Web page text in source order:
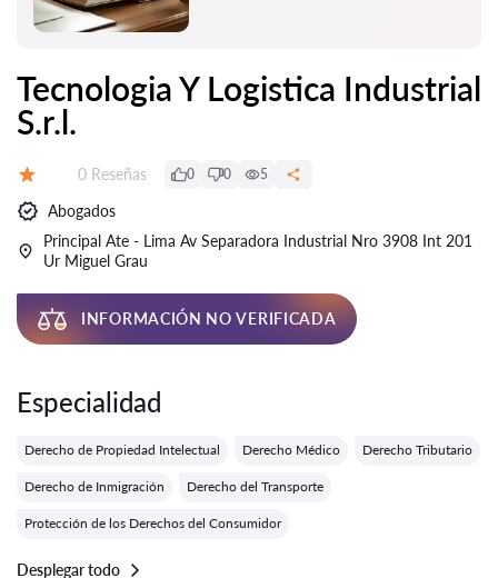
Tecnologia Y Logistica Industrial
S.r.l.
Número de reseñas:
0 Reseñas 0 0 5
Abogados
Principal Ate - Lima Av Separadora Industrial Nro 3908 Int 201
Ur Miguel Grau
INFORMACIÓN NO VERIFICADA
Especialidad
Derecho de Propiedad Intelectual Derecho Médico Derecho Tributario
Derecho de Inmigración Derecho del Transporte
Protección de los Derechos del Consumidor
Desplegar todo